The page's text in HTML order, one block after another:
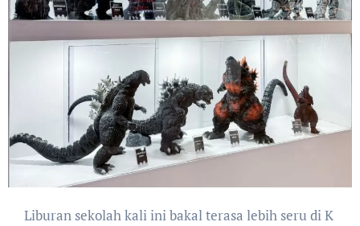
Liburan sekolah kali ini bakal terasa lebih seru di K